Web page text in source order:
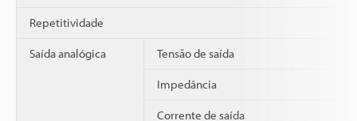
Repetitividade
Saída analógica Tensão de saída
Impedância
Corrente de saída